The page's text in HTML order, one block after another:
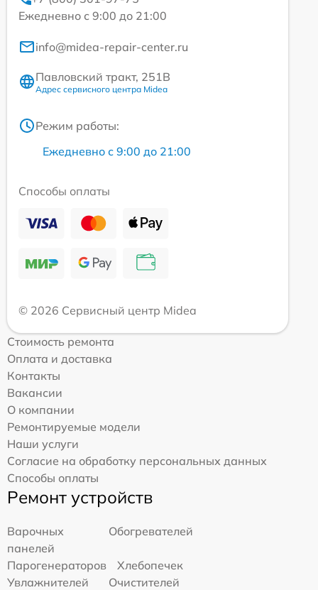
Ежедневно с 9:00 до 21:00
info@midea-repair-center.ru
Павловский тракт, 251В
Адрес сервисного центра Midea
Режим работы:
Ежедневно с 9:00 до 21:00
Способы оплаты
© 2026 Сервисный центр Midea
Стоимость ремонта
Оплата и доставка
Контакты
Вакансии
О компании
Ремонтируемые модели
Наши услуги
Согласие на обработку персональных данных
Способы оплаты
Ремонт устройств
Варочных
панелей
Обогревателей
Парогенераторов
Хлебопечек
Увлажнителей
Очистителей